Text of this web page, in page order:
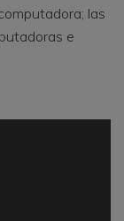
las
e